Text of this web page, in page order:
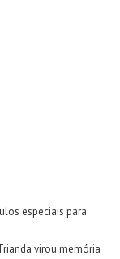
especiais para
virou memória